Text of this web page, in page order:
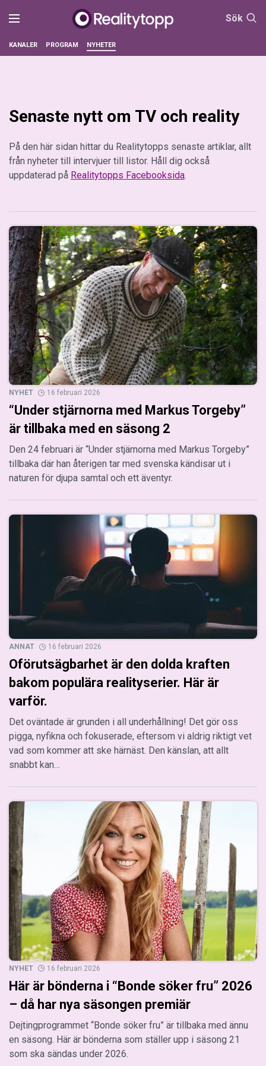
Sök
KANALER PROGRAM NYHETER
Senaste nytt om TV och reality
På den här sidan hittar du Realitytopps senaste artiklar, allt
från nyheter till intervjuer till listor. Håll dig också
uppdaterad på Realitytopps Facebooksida.
NYHET 16 februari 2026
“Under stjärnorna med Markus Torgeby”
är tillbaka med en säsong 2
Den 24 februari är “Under stjärnorna med Markus Torgeby”
tillbaka där han återigen tar med svenska kändisar ut i
naturen för djupa samtal och ett äventyr.
ANNAT 16 februari 2026
Oförutsägbarhet är den dolda kraften
bakom populära realityserier. Här är
varför.
Det oväntade är grunden i all underhållning! Det gör oss
pigga, nyfikna och fokuserade, eftersom vi aldrig riktigt vet
vad som kommer att ske härnäst. Den känslan, att allt
snabbt kan…
NYHET 16 februari 2026
Här är bönderna i “Bonde söker fru” 2026
– då har nya säsongen premiär
Dejtingprogrammet “Bonde söker fru” är tillbaka med ännu
en säsong. Här är bönderna som ställer upp i säsong 21
som ska sändas under 2026.